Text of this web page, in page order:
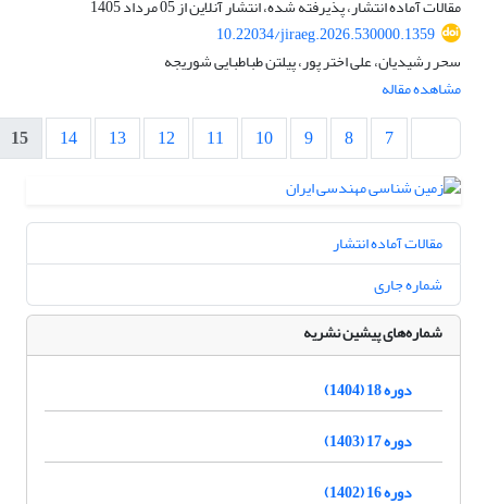
مقالات آماده انتشار، پذیرفته شده، انتشار آنلاین از05 مرداد 1405
10.22034/jiraeg.2026.530000.1359
سحر رشیدیان، علی اختر پور، پیلتن طباطبایی شوریجه
مشاهده مقاله
7
8
9
10
11
12
13
14
15
مقالات آماده انتشار
شماره جاری
شماره‌های پیشین نشریه
دوره 18 (1404)
دوره 17 (1403)
دوره 16 (1402)